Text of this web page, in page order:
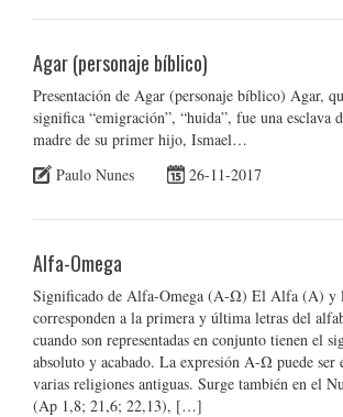
Agar (personaje bíblico)
Presentación de Agar (personaje bíblico) Agar,
significa “emigración”, “huida”, fue una esclava
madre de su primer hijo, Ismael…
Paulo Nunes
26-11-2017
Alfa-Omega
Significado de Alfa-Omega (Α-Ω) El Alfa (A) y
corresponden a la primera y última letras del
cuando son representadas en conjunto tienen el
absoluto y acabado. La expresión Α-Ω puede ser
varias religiones antiguas. Surge también en el
(Ap 1,8; 21,6; 22,13), […]